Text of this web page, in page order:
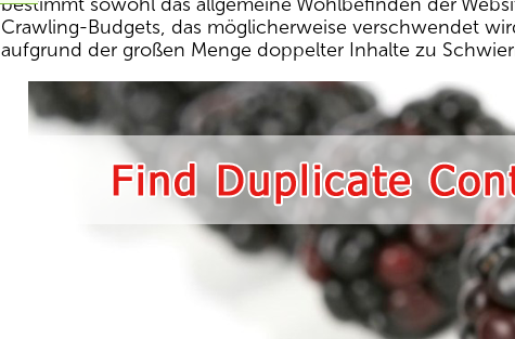
bestimmt sowohl das allgemeine Wohlbefinden der
Crawling-Budgets, das möglicherweise verschwendet
aufgrund der großen Menge doppelter Inhalte zu